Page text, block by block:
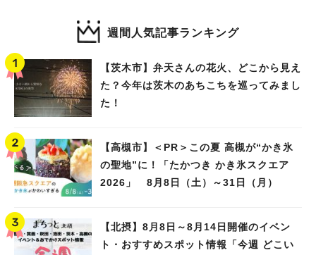
週間人気記事ランキング
【茨木市】弁天さんの花火、どこから見え
た？今年は茨木のあちこちを巡ってみまし
た！
【高槻市】＜PR＞この夏 高槻が“かき氷
の聖地”に！「たかつき かき氷スクエア
2026」 8月8日（土）～31日（月）
【北摂】8月8日～8月14日開催のイベン
ト・おすすめスポット情報「今週 どこい